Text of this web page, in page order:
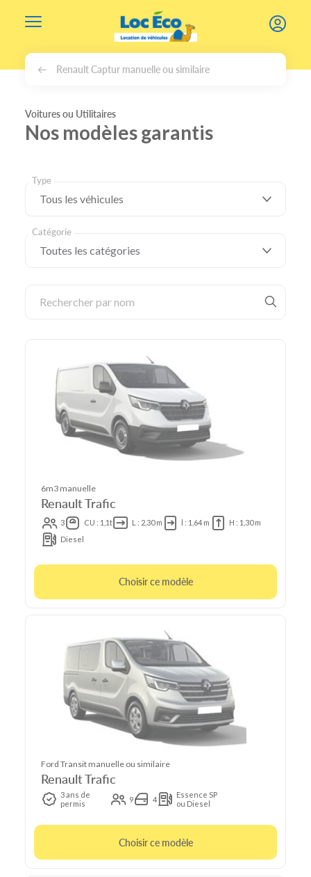
Renault Captur manuelle ou similaire
Voitures ou Utilitaires
Nos modèles garantis
Type
Catégorie
6m3 manuelle
Renault Trafic
3 CU : 1,1t L : 2,30 m l : 1,64 m
H : 1,30 m
Diesel
Choisir ce modèle
Ford Transit manuelle ou similaire
Renault Trafic
3 ans de
permis
9 4
Essence SP
ou Diesel
Choisir ce modèle